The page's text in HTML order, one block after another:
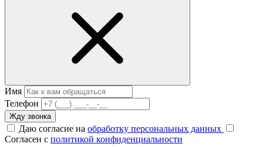
Имя
Телефон
Жду звонка
Даю согласие на обработку персональных данных
Согласен с политикой конфиденциальности